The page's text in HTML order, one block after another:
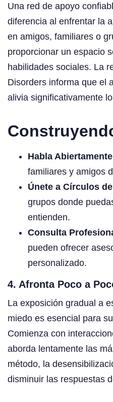
Una red de apoyo
diferencia al enfrentar la
en amigos, familiares o
proporcionar un espacio
habilidades sociales. La
Disorders informa que el
alivia significativamente
Habla
familiares y amigos
Únete a Círculos
grupos donde
entienden.
Consulta
pueden ofrecer
personalizado.
4. Afronta Poco a
La exposición gradual a
miedo es esencial para
Comienza con
aborda lentamente las
método, la
disminuir las respuestas